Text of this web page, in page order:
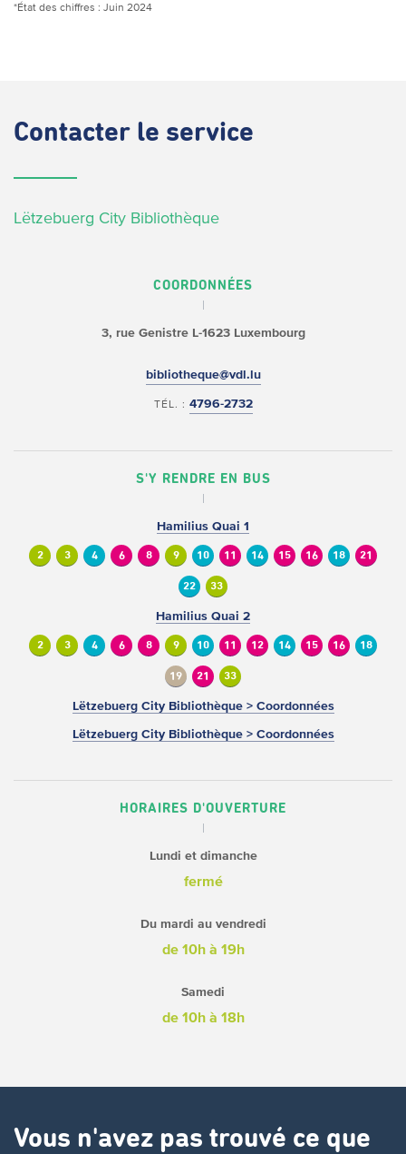
*État des chiffres : Juin 2024
Contacter le service
Lëtzebuerg City Bibliothèque
COORDONNÉES
3, rue GenistreL-1623 Luxembourg
bibliotheque@vdl.lu
TÉL. : 4796-2732
S'Y RENDRE EN BUS
Hamilius Quai 1
2 3 4 6 8 9 10 11 14 15 16 18 21
22 33
Hamilius Quai 2
2 3 4 6 8 9 10 11 12 14 15 16 18
19 21 33
Lëtzebuerg City Bibliothèque > Coordonnées
Lëtzebuerg City Bibliothèque > Coordonnées
HORAIRES D'OUVERTURE
Lundi et dimanche
fermé
Du mardi au vendredi
de 10h à 19h
Samedi
de 10h à 18h
Vous n'avez pas trouvé ce que